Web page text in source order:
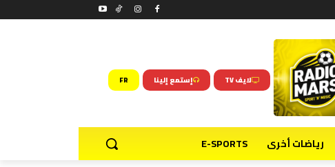
لايف TV إستمع إلينا FR
رياضات أخرى E-SPORTS